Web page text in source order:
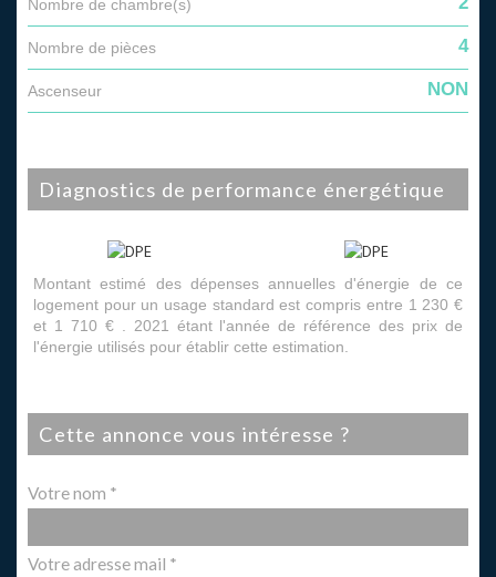
Nombre de chambre(s)
Nombre de pièces 4
Ascenseur NON
diagnostics de performance énergétique
Montant estimé des dépenses annuelles d'énergie de ce
logement pour un usage standard est compris entre 1 230 €
et 1 710 € . 2021 étant l'année de référence des prix de
l'énergie utilisés pour établir cette estimation.
cette annonce vous intéresse ?
Votre nom *
Votre adresse mail *